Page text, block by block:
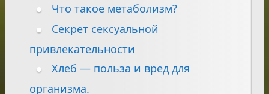
Что такое метаболизм?
Секрет сексуальной
привлекательности
Хлеб — польза и вред для
организма.